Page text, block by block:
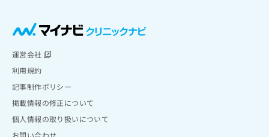
運営会社
利用規約
記事制作ポリシー
掲載情報の修正について
個人情報の取り扱いについて
お問い合わせ